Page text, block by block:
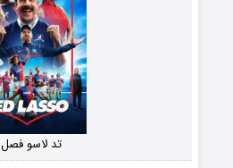
تد لاسو فصل ۴